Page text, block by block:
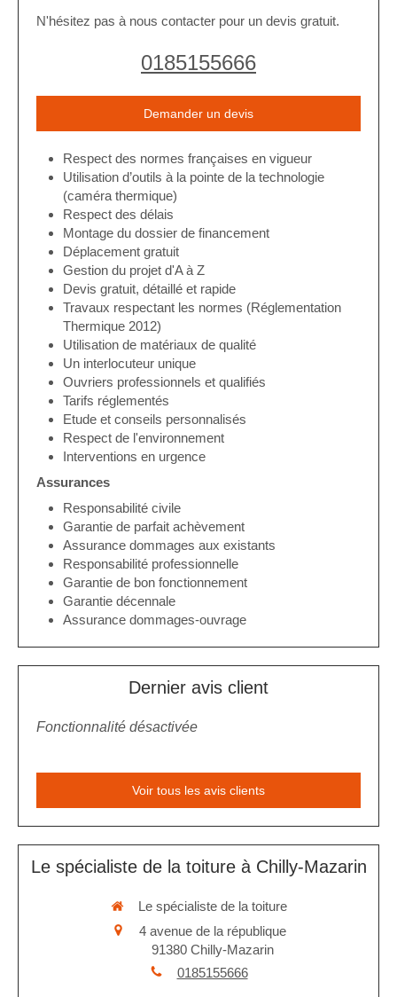
N'hésitez pas à nous contacter pour un devis gratuit.
0185155666
Demander un devis
Respect des normes françaises en vigueur
Utilisation d’outils à la pointe de la technologie
(caméra thermique)
Respect des délais
Montage du dossier de financement
Déplacement gratuit
Gestion du projet d'A à Z
Devis gratuit, détaillé et rapide
Travaux respectant les normes (Réglementation
Thermique 2012)
Utilisation de matériaux de qualité
Un interlocuteur unique
Ouvriers professionnels et qualifiés
Tarifs réglementés
Etude et conseils personnalisés
Respect de l'environnement
Interventions en urgence
Assurances
Responsabilité civile
Garantie de parfait achèvement
Assurance dommages aux existants
Responsabilité professionnelle
Garantie de bon fonctionnement
Garantie décennale
Assurance dommages-ouvrage
Dernier avis client
Fonctionnalité désactivée
Voir tous les avis clients
Le spécialiste de la toiture à Chilly-Mazarin
Le spécialiste de la toiture
4 avenue de la république
91380 Chilly-Mazarin
0185155666